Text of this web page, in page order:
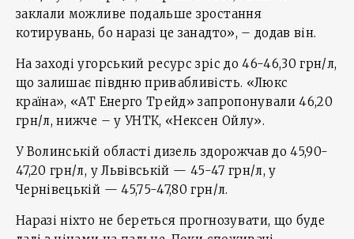
заклали можливе подальше зростання
котирувань, бо наразі це занадто», – додав він.
На заході угорський ресурс зріс до 46-46,30 грн/л,
що залишає півдню привабливість. «Люкс
країна», «АТ Енерго Трейд» запропонували 46,20
грн/л, нижче – у УНТК, «Нексен Ойлу».
У Волинській області дизель здорожчав до 45,90-
47,20 грн/л, у Львівській — 45-47 грн/л, у
Чернівецькій — 45,75-47,80 грн/л.
Наразі ніхто не береться прогнозувати, що буде